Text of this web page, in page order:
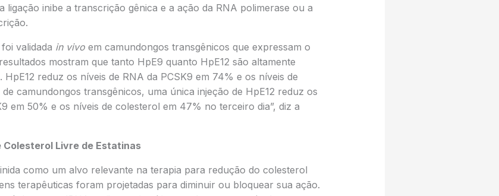
ligação inibe a transcrição gênica e a ação da RNA polimerase ou a
validada in vivoem camundongos transgênicos que expressam o
mostram que tanto HpE9 quanto HpE12 são altamente
HpE12 reduz os níveis de RNA da PCSK9 em 74% e os níveis de
camundongos transgênicos, uma única injeção de HpE12 reduz os
em 50% e os níveis de colesterol em 47% no terceiro dia”, diz a
Colesterol Livre de Estatinas
como um alvo relevante na terapia para redução do colesterol
terapêuticas foram projetadas para diminuir ou bloquear sua ação.